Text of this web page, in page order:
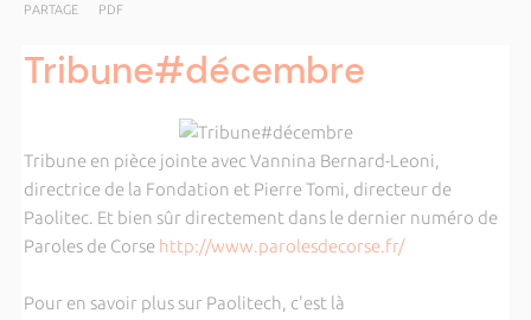
PARTAGE PDF
Tribune#décembre
Tribune en pièce jointe avec Vannina Bernard-Leoni,
directrice de la Fondation et Pierre Tomi, directeur de
Paolitec. Et bien sûr directement dans le dernier numéro de
Paroles de Corse http://www.parolesdecorse.fr/
Pour en savoir plus sur Paolitech, c'est là